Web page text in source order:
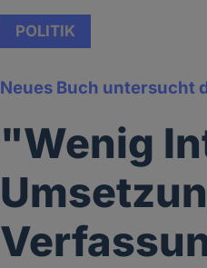
POLITIK
Neues Buch untersucht
"Wenig